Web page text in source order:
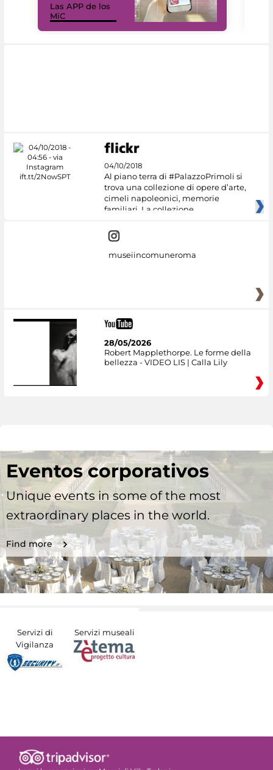
Las APP de los
MiC
04/10/2018
Al piano terra di #PalazzoPrimoli si
trova una collezione di opere d’arte,
cimeli napoleonici, memorie
familiari. La collezione
museiincomuneroma
28/05/2026
Robert Mapplethorpe. Le forme della
bellezza - VIDEO LIS | Calla Lily
Eventos corporativos
Unique events in some of the most
extraordinary places in the world.
Find more
Servizi di
Vigilanza
Servizi museali